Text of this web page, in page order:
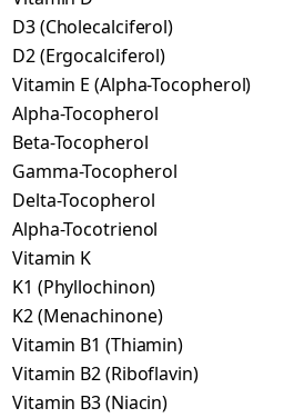
D3 (Cholecalciferol)
D2 (Ergocalciferol)
Vitamin E (Alpha-Tocopherol)
Alpha-Tocopherol
Beta-Tocopherol
Gamma-Tocopherol
Delta-Tocopherol
Alpha-Tocotrienol
Vitamin K
K1 (Phyllochinon)
K2 (Menachinone)
Vitamin B1 (Thiamin)
Vitamin B2 (Riboflavin)
Vitamin B3 (Niacin)